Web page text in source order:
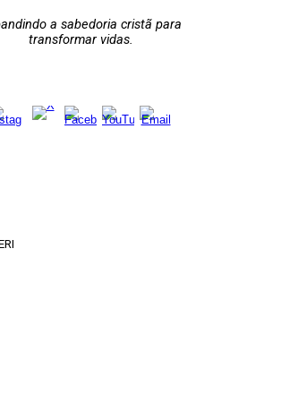
a sabedoria cristã para
transformar vidas.